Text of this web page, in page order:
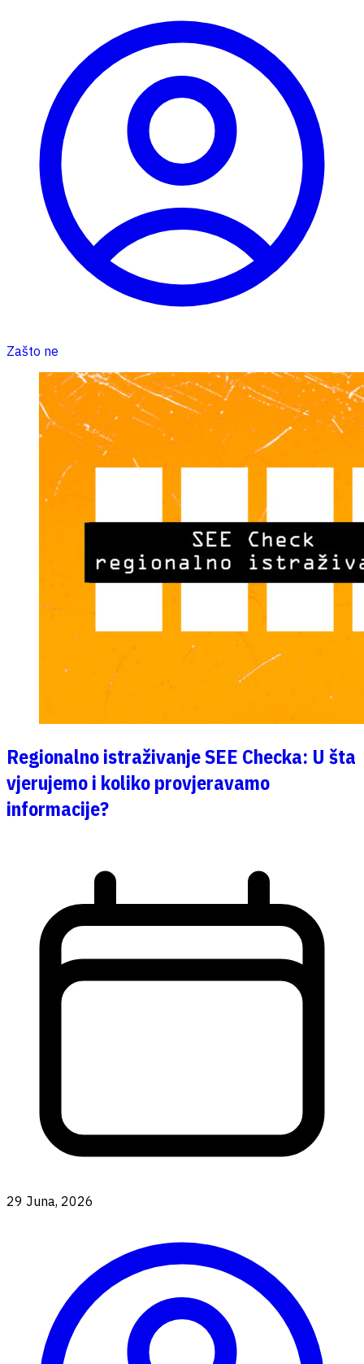
Zašto ne
Regionalno istraživanje SEE Checka: U šta
vjerujemo i koliko provjeravamo
informacije?
29 Juna, 2026